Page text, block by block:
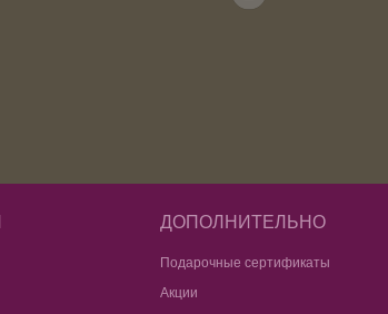
ДОПОЛНИТЕЛЬНО
Подарочные сертификаты
Акции